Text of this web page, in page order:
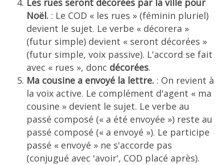
Les rues seront décorées par la ville pour
Noël. : Le COD « les rues » (féminin pluriel)
devient le sujet. Le verbe « décorera »
(futur simple) devient « seront décorées »
(futur simple, voix passive). L'accord se fait
avec « rues », donc décorées.
Ma cousine a envoyé la lettre. : On revient à
la voix active. Le complément d'agent « ma
cousine » devient le sujet. Le verbe au
passé composé (« a été envoyée ») reste au
passé composé (« a envoyé »). Le participe
passé « envoyé » ne s'accorde pas
(conjugué avec 'avoir', COD placé après).